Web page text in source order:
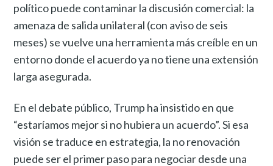
político puede contaminar la discusión comercial: la
amenaza de salida unilateral (con aviso de seis
meses) se vuelve una herramienta más creíble en un
entorno donde el acuerdo ya no tiene una extensión
larga asegurada.
En el debate público, Trump ha insistido en que
“estaríamos mejor si no hubiera un acuerdo”. Si esa
visión se traduce en estrategia, la no renovación
puede ser el primer paso para negociar desde una